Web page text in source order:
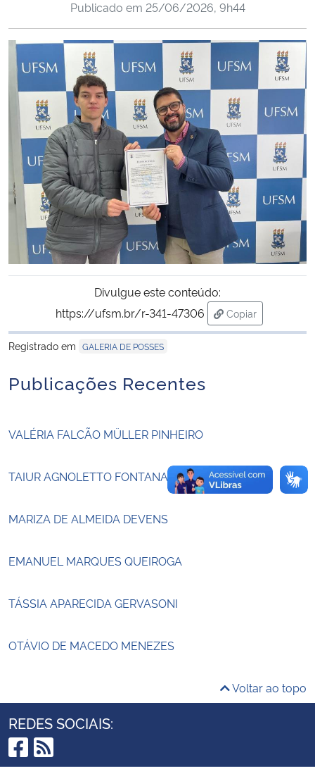
Ministério da Cidadania
Ministério da Saúde
Ministério de Minas e Energia
Ministério da Ciência, Tecnologia, Inovações e Comunicações
Ministério do Meio Ambiente
Ministério do Turismo
Ministério do Desenvolvimento Regional
Controladoria-Geral da União
Ministério da Mulher, da Família e dos Direitos Humanos
Secretaria-Geral
Secretaria de Governo
Publicado em 25/06/2026, 9h44
Divulgue este conteúdo:
https://ufsm.br/r-341-47306
Copiar
para área de
Registrado em GALERIA DE POSSES
Publicações Recentes
VALÉRIA FALCÃO MÜLLER PINHEIRO
TAIUR AGNOLETTO FONTANA
MARIZA DE ALMEIDA DEVENS
EMANUEL MARQUES QUEIROGA
TÁSSIA APARECIDA GERVASONI
OTÁVIO DE MACEDO MENEZES
Voltar ao topo
REDES SOCIAIS: